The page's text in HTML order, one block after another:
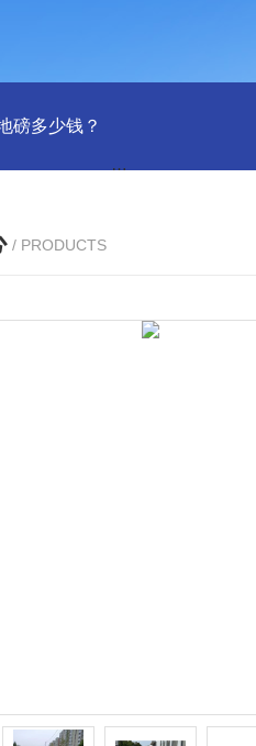
磅多少钱？
/ PRODUCTS